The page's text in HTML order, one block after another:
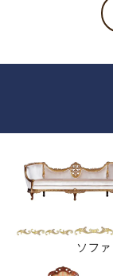
ソファ